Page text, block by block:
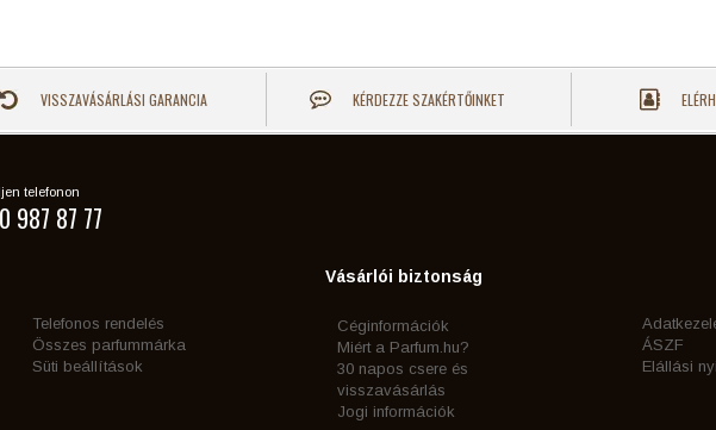
VISSZAVÁSÁRLÁSI GARANCIA KÉRDEZZE SZAKÉRTŐINKET
telefonon
987 87 77
Telefonos rendelés
Összes parfummárka
Süti beállítások
Vásárlói biztonság
Céginformációk
Miért a Parfum.hu?
30 napos csere és
visszavásárlás
Jogi információk
ÁSZF
Elállási